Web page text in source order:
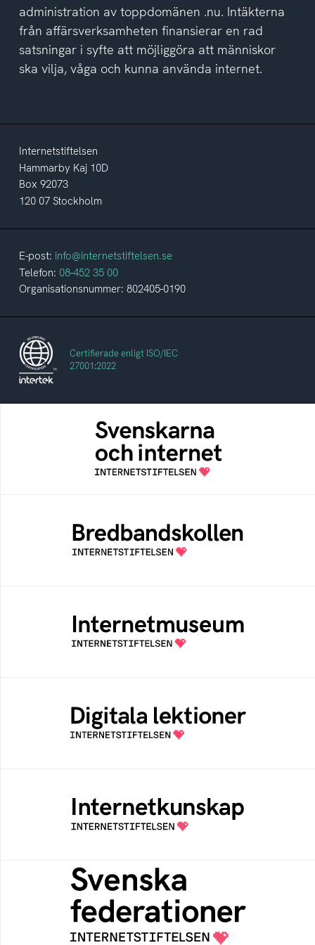
administration av toppdomänen .nu. Intäkterna
från affärsverksamheten finansierar en rad
satsningar i syfte att möjliggöra att människor
ska vilja, våga och kunna använda internet.
Internetstiftelsen
Hammarby Kaj 10D
Box 92073
120 07 Stockholm
E-post: info@internetstiftelsen.se
Telefon: 08-452 35 00
Organisationsnummer: 802405-0190
Certifierade enligt ISO/IEC
27001:2022
Svenskarna och internet
En årlig studie av svenska folkets
internetvanor
Bredbandskollen är ett oberoende
konsumentverktyg som drivs av
Internetstiftelsen
Ett digitalt museum som byggts, och kureras
av Internetstiftelsen
Öppen digital lärresurs med färdiga lektioner
för alla stadier i grundskolan
Samlad kunskap som hjälper dig att bli en
säker och medveten internetanvändare
Svenska federationer
Grunden för medlemskap i en sektors- eller
kontextspecifik federation